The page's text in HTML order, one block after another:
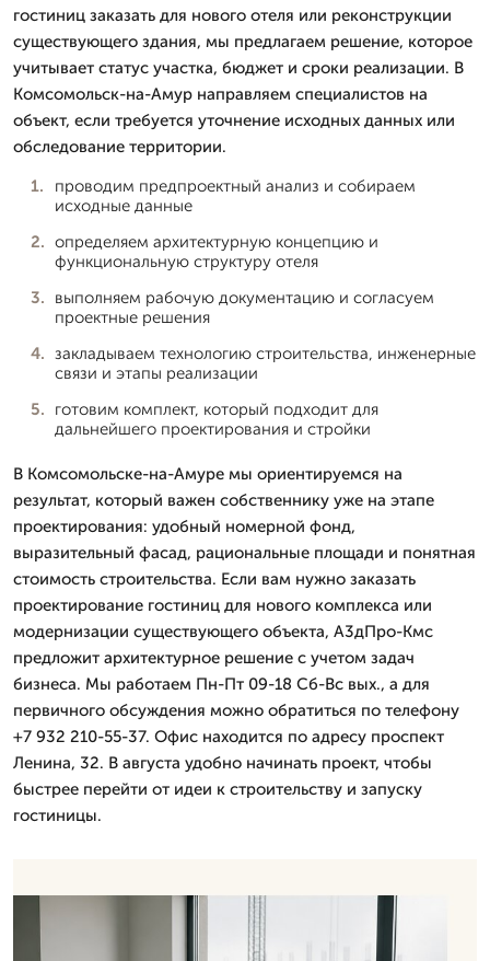
гостиниц заказать для нового отеля или реконструкции
существующего здания, мы предлагаем решение, которое
учитывает статус участка, бюджет и сроки реализации. В
Комсомольск-на-Амур направляем специалистов на
объект, если требуется уточнение исходных данных или
обследование территории.
проводим предпроектный анализ и собираем
исходные данные
определяем архитектурную концепцию и
функциональную структуру отеля
выполняем рабочую документацию и согласуем
проектные решения
закладываем технологию строительства, инженерные
связи и этапы реализации
готовим комплект, который подходит для
дальнейшего проектирования и стройки
В Комсомольске-на-Амуре мы ориентируемся на
результат, который важен собственнику уже на этапе
проектирования: удобный номерной фонд,
выразительный фасад, рациональные площади и понятная
стоимость строительства. Если вам нужно заказать
проектирование гостиниц для нового комплекса или
модернизации существующего объекта, А3дПро-Кмс
предложит архитектурное решение с учетом задач
бизнеса. Мы работаем Пн-Пт 09-18 Сб-Вс вых., а для
первичного обсуждения можно обратиться по телефону
+7 932 210-55-37. Офис находится по адресу проспект
Ленина, 32. В августа удобно начинать проект, чтобы
быстрее перейти от идеи к строительству и запуску
гостиницы.